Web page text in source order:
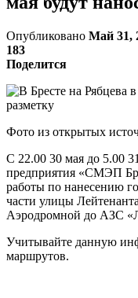
Опубликовано Май 31,
183
Поделится
Фото из открытых
С 22.00 30 мая до 5.00
предприятия «СМЭП
работы по нанесению
части улицы
Аэродромной до АЗС
Учитывайте данную
маршрутов.